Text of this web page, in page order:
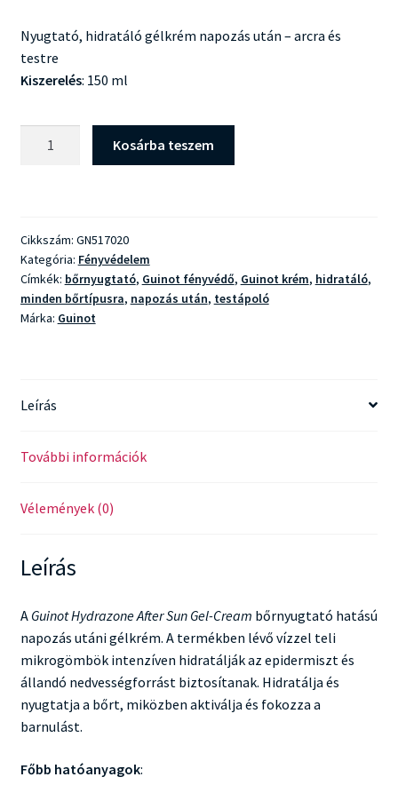
Nyugtató, hidratáló gélkrém napozás után – arcra és
testre
Kiszerelés: 150 ml
Cream
mennyiség
Kosárba teszem
Cikkszám: GN517020
Kategória: Fényvédelem
Címkék: bőrnyugtató, Guinot fényvédő, Guinot krém, hidratáló,
minden bőrtípusra, napozás után, testápoló
Márka: Guinot
Leírás
További információk
Vélemények (0)
Leírás
A Guinot Hydrazone After Sun Gel-Cream bőrnyugtató hatású
napozás utáni gélkrém. A termékben lévő vízzel teli
mikrogömbök intenzíven hidratálják az epidermiszt és
állandó nedvességforrást biztosítanak. Hidratálja és
nyugtatja a bőrt, miközben aktiválja és fokozza a
barnulást.
Főbb hatóanyagok: